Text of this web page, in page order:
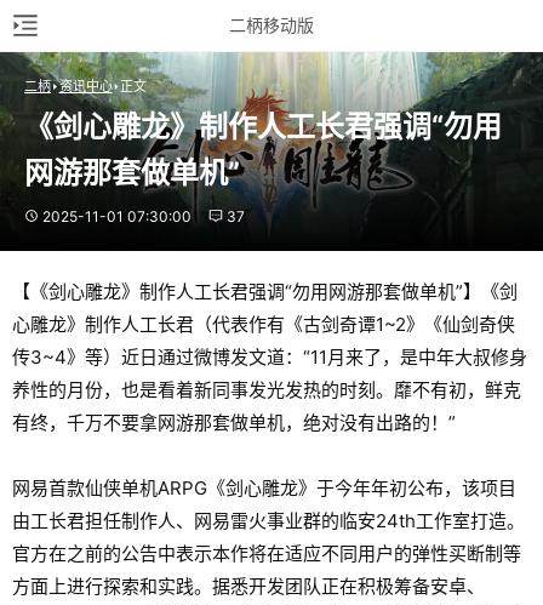
二柄移动版
二柄 资讯中心 正文
《剑心雕龙》制作人工长君强调“勿用
网游那套做单机”
2025-11-01 07:30:00 37
【《剑心雕龙》制作人工长君强调“勿用网游那套做单机”】《剑
心雕龙》制作人工长君（代表作有《古剑奇谭1~2》《仙剑奇侠
传3~4》等）近日通过微博发文道：“11月来了，是中年大叔修身
养性的月份，也是看着新同事发光发热的时刻。靡不有初，鲜克
有终，千万不要拿网游那套做单机，绝对没有出路的！”
网易首款仙侠单机ARPG《剑心雕龙》于今年年初公布，该项目
由工长君担任制作人、网易雷火事业群的临安24th工作室打造。
官方在之前的公告中表示本作将在适应不同用户的弹性买断制等
方面上进行探索和实践。据悉开发团队正在积极筹备安卓、